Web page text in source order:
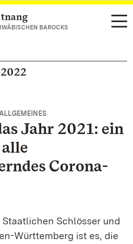
BAROCKS
Jahr 2021: ein
Corona-
Schlösser und
Württemberg ist es, die